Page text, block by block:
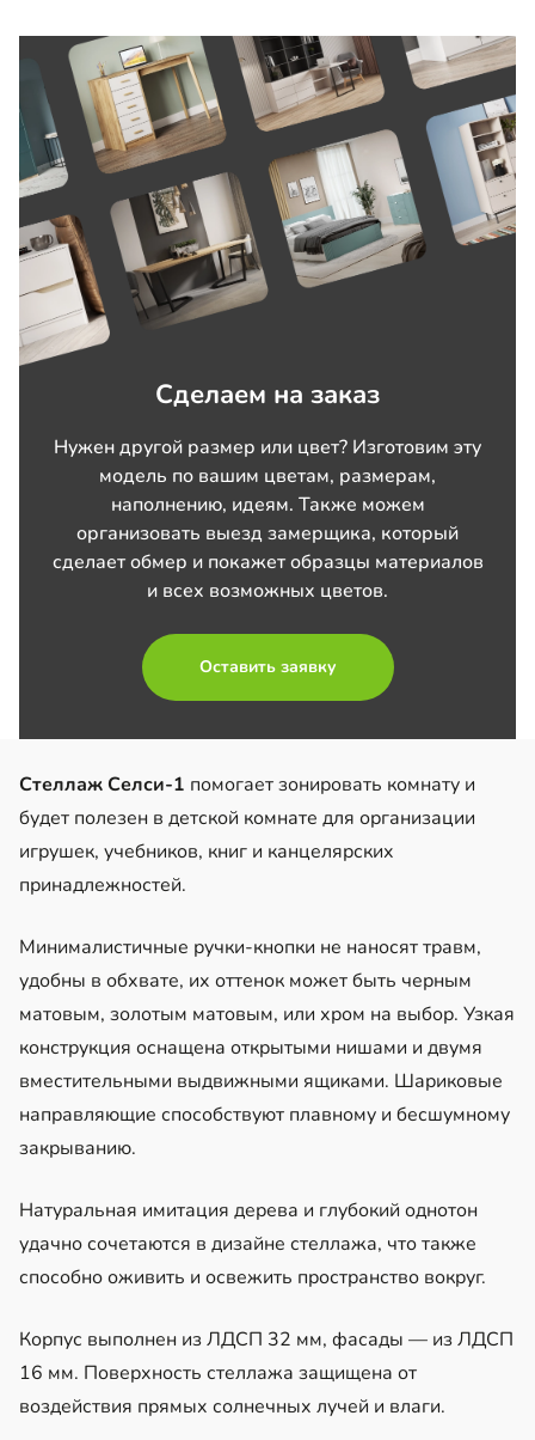
Сделаем на заказ
Нужен другой размер или цвет? Изготовим эту
модель по вашим цветам, размерам,
наполнению, идеям. Также можем
организовать выезд замерщика, который
сделает обмер и покажет образцы материалов
и всех возможных цветов.
Оставить заявку
Стеллаж Селси-1 помогает зонировать комнату и
будет полезен в детской комнате для организации
игрушек, учебников, книг и канцелярских
принадлежностей.
Минималистичные ручки-кнопки не наносят травм,
удобны в обхвате, их оттенок может быть черным
матовым, золотым матовым, или хром на выбор. Узкая
конструкция оснащена открытыми нишами и двумя
вместительными выдвижными ящиками. Шариковые
направляющие способствуют плавному и бесшумному
закрыванию.
Натуральная имитация дерева и глубокий однотон
удачно сочетаются в дизайне стеллажа, что также
способно оживить и освежить пространство вокруг.
Корпус выполнен из ЛДСП 32 мм, фасады — из ЛДСП
16 мм. Поверхность стеллажа защищена от
воздействия прямых солнечных лучей и влаги.